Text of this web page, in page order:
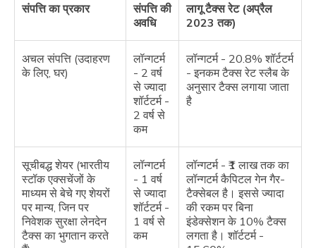
संपत्ति का प्रकार
संपत्ति की
अवधि
लागू टैक्स रेट (अप्रैल
2023 तक)
अचल संपत्ति (उदाहरण
के लिए, घर)
लॉन्गटर्म
- 2 वर्ष
से ज्यादा
शॉर्टटर्म -
2 वर्ष से
कम
लॉन्गटर्म - 20.8% शॉर्टटर्म
- इनकम टैक्स रेट स्लैब के
अनुसार टैक्स लगाया जाता
है
सूचीबद्ध शेयर (भारतीय
स्टॉक एक्सचेंजों के
माध्यम से बेचे गए शेयरों
पर मान्य, जिन पर
निवेशक सुरक्षा लेनदेन
टैक्स का भुगतान करते
लॉन्गटर्म
- 1 वर्ष
से ज्यादा
शॉर्टटर्म -
1 वर्ष से
कम
लॉन्गटर्म - ₹1 लाख तक का
लॉन्गटर्म कैपिटल गेन गैर-
टैक्सेबल है। इससे ज्यादा
की रकम पर बिना
इंडेक्सेशन के 10% टैक्स
लगता है। शॉर्टटर्म -